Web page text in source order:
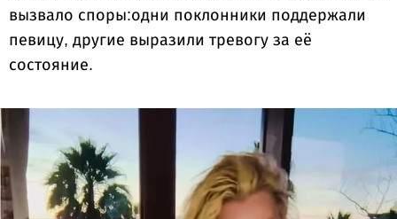
вызвало споры:одни поклонники поддержали
певицу, другие выразили тревогу за её
состояние.